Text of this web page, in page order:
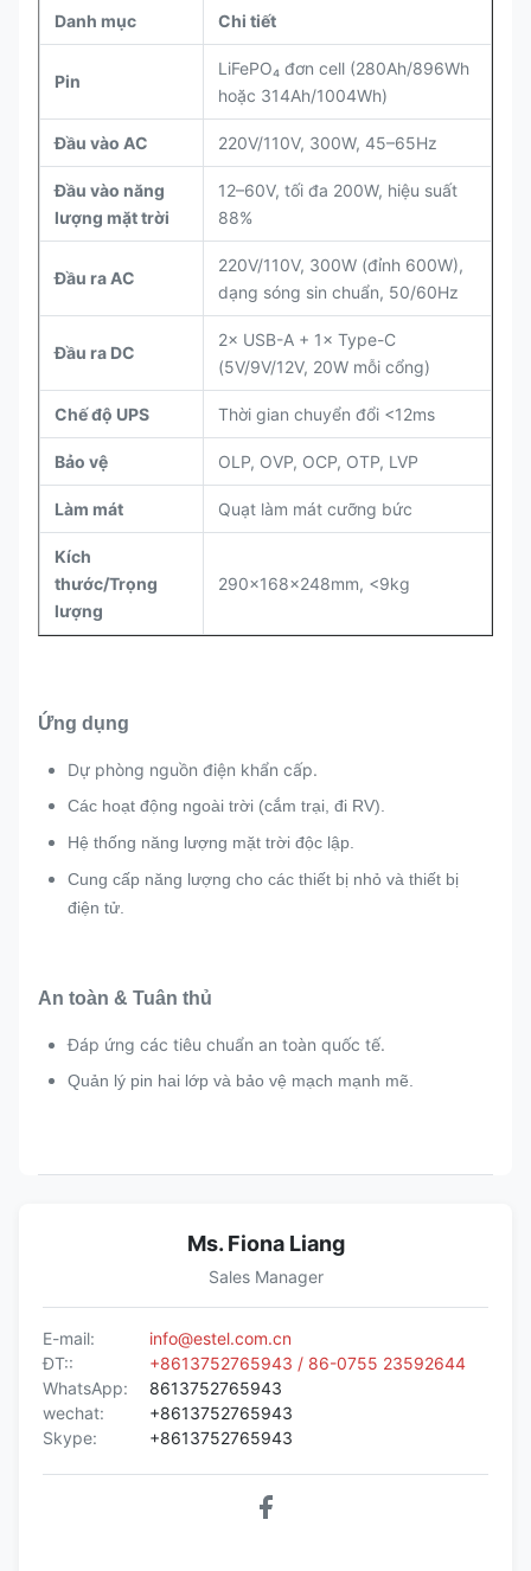
Danh mục Chi tiết
Pin
LiFePO₄ đơn cell (280Ah/896Wh
hoặc 314Ah/1004Wh)
Đầu vào AC 220V/110V, 300W, 45–65Hz
Đầu vào năng
lượng mặt trời
12–60V, tối đa 200W, hiệu suất
88%
Đầu ra AC
220V/110V, 300W (đỉnh 600W),
dạng sóng sin chuẩn, 50/60Hz
Đầu ra DC
2× USB-A + 1× Type-C
(5V/9V/12V, 20W mỗi cổng)
Chế độ UPS Thời gian chuyển đổi <12ms
Bảo vệ OLP, OVP, OCP, OTP, LVP
Làm mát Quạt làm mát cưỡng bức
Kích
thước/Trọng
lượng
290×168×248mm, <9kg
Ứng dụng
Dự phòng nguồn điện khẩn cấp.
Các hoạt động ngoài trời (cắm trại, đi RV).
Hệ thống năng lượng mặt trời độc lập.
Cung cấp năng lượng cho các thiết bị nhỏ và thiết bị
điện tử.
An toàn & Tuân thủ
Đáp ứng các tiêu chuẩn an toàn quốc tế.
Quản lý pin hai lớp và bảo vệ mạch mạnh mẽ.
Ms. Fiona Liang
Sales Manager
E-mail:
info@estel.com.cn
ĐT::
+8613752765943 / 86-0755 23592644
WhatsApp:
8613752765943
wechat:
+8613752765943
Skype:
+8613752765943